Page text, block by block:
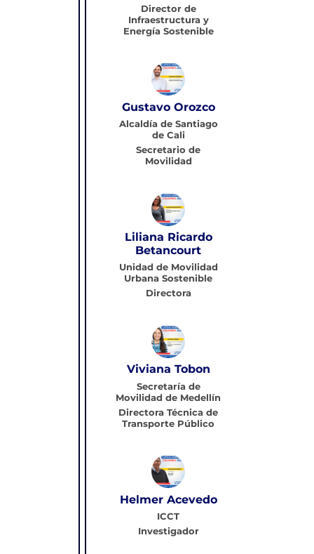
Director de
Infraestructura y
Energía Sostenible
Gustavo Orozco
Alcaldía de Santiago
de Cali
Secretario de
Movilidad
Liliana Ricardo
Betancourt
Unidad de Movilidad
Urbana Sostenible
Directora
Viviana Tobon
Secretaría de
Movilidad de Medellín
Directora Técnica de
Transporte Público
Helmer Acevedo
ICCT
Investigador